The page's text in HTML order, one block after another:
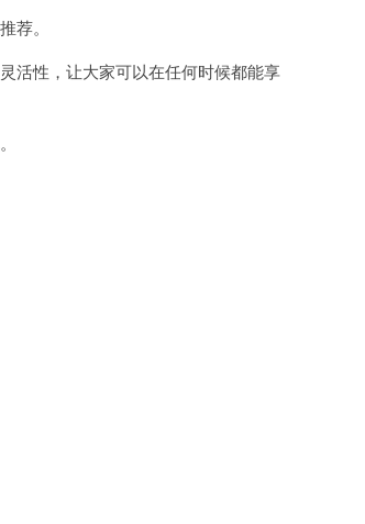
。
性，让大家可以在任何时候都能享